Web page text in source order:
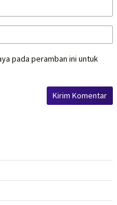
pada peramban ini untuk